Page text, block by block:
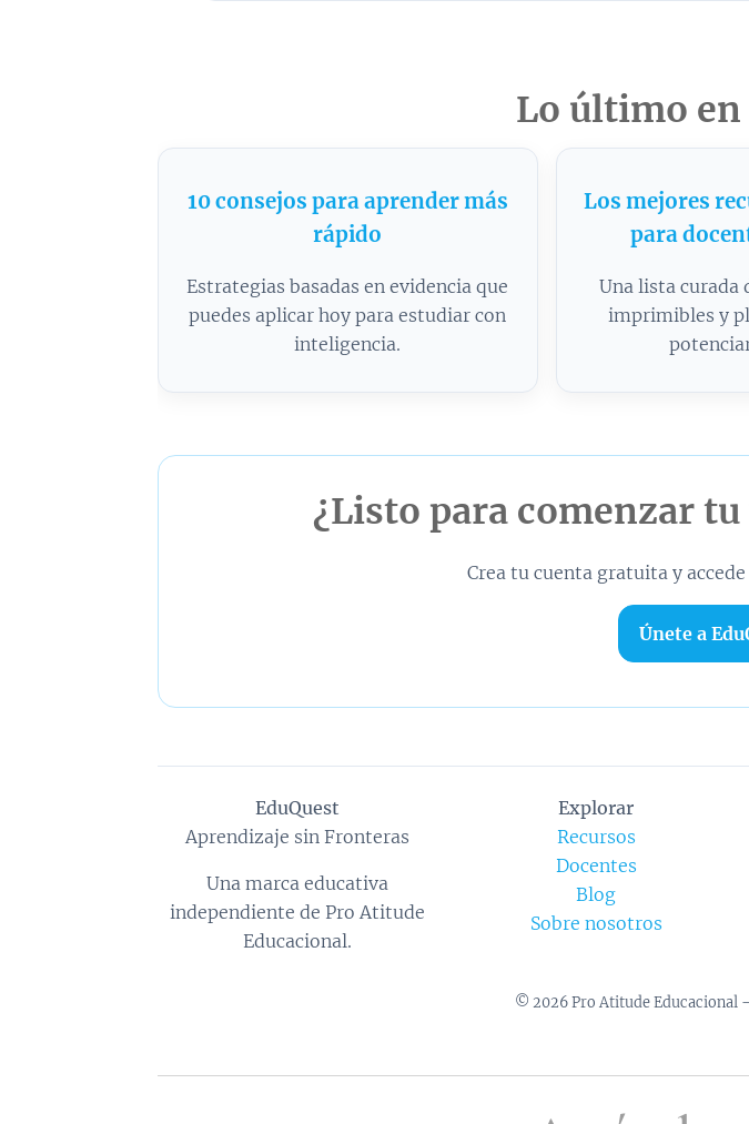
Lo último
10 consejos para aprender más
rápido
Estrategias basadas en evidencia que
puedes aplicar hoy para estudiar con
inteligencia.
Los mejores
para
Una lista curada
imprimibles y
¿Listo para comenzar
Crea tu cuenta gratuita y
Únete a
EduQuest
Aprendizaje sin Fronteras
Una marca educativa
independiente de Pro Atitude
Educacional.
Explorar
Recursos
Docentes
Blog
Sobre nosotros
© 2026Pro Atitude Educacional